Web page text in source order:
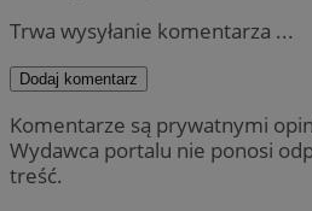
Trwa wysyłanie komentarza ...
Dodaj komentarz
Komentarze są prywatnymi
Wydawca portalu nie ponosi
treść.